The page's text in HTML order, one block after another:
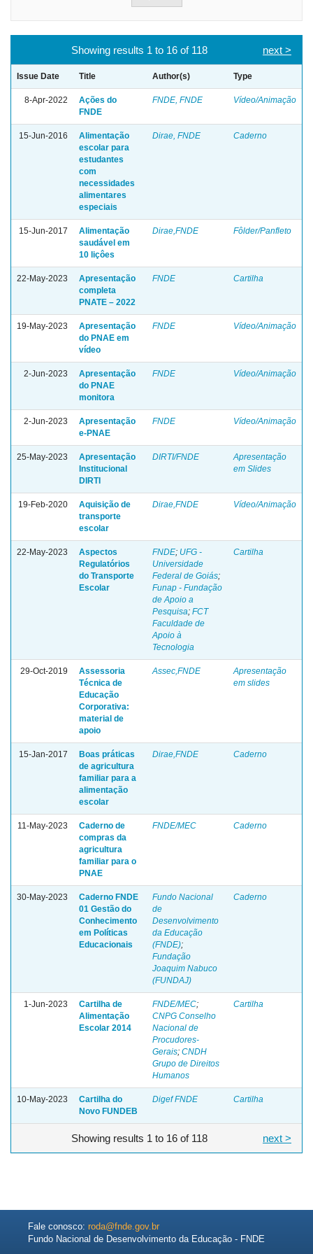
Showing results 1 to 16 of 118 next >
Issue Date Title Author(s) Type
8-Apr-2022
Ações do
FNDE
FNDE, FNDE Vídeo/Animação
15-Jun-2016
Alimentação
escolar para
estudantes
com
necessidades
alimentares
especiais
Dirae, FNDE Caderno
15-Jun-2017
Alimentação
saudável em
10 liçôes
Dirae,FNDE Fôlder/Panfleto
22-May-2023
Apresentação
completa
PNATE – 2022
FNDE Cartilha
19-May-2023
Apresentação
do PNAE em
vídeo
FNDE Vídeo/Animação
2-Jun-2023
Apresentação
do PNAE
monitora
FNDE Vídeo/Animação
2-Jun-2023
Apresentação
e-PNAE
FNDE Vídeo/Animação
25-May-2023
Apresentação
Institucional
DIRTI
DIRTI/FNDE
Apresentação
em Slides
19-Feb-2020
Aquisição de
transporte
escolar
Dirae,FNDE Vídeo/Animação
22-May-2023
Aspectos
Regulatórios
do Transporte
Escolar
FNDE; UFG -
Universidade
Federal de Goiás;
Funap - Fundação
de Apoio a
Pesquisa; FCT
Faculdade de
Apoio à
Tecnologia
Cartilha
29-Oct-2019
Assessoria
Técnica de
Educação
Corporativa:
material de
apoio
Assec,FNDE
Apresentação
em slides
15-Jan-2017
Boas práticas
de agricultura
familiar para a
alimentação
escolar
Dirae,FNDE Caderno
11-May-2023
Caderno de
compras da
agricultura
familiar para o
PNAE
FNDE/MEC Caderno
30-May-2023
Caderno FNDE
01 Gestão do
Conhecimento
em Políticas
Educacionais
Fundo Nacional
de
Desenvolvimento
da Educação
(FNDE);
Fundação
Joaquim Nabuco
(FUNDAJ)
Caderno
1-Jun-2023
Cartilha de
Alimentação
Escolar 2014
FNDE/MEC;
CNPG Conselho
Nacional de
Procudores-
Gerais; CNDH
Grupo de Direitos
Humanos
Cartilha
10-May-2023
Cartilha do
Novo FUNDEB
Digef FNDE Cartilha
Showing results 1 to 16 of 118 next >
Fale conosco: roda@fnde.gov.br
Fundo Nacional de Desenvolvimento da Educação - FNDE